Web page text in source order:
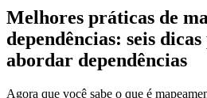
Melhores práticas de
dependências: seis
abordar dependências
Agora que você sabe o que é